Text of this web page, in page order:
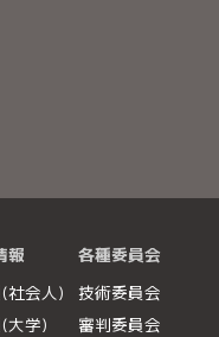
報
社会人)
大学)
各種委員会
技術委員会
審判委員会